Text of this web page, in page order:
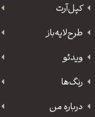
کپل‌آرت
طرح‌لایه‌باز
ویدئو
رنگ‌ها
درباره من